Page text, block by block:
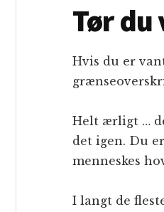
Tør du
Hvis du er
Helt ærligt …
det igen. Du
menneskes
I langt de